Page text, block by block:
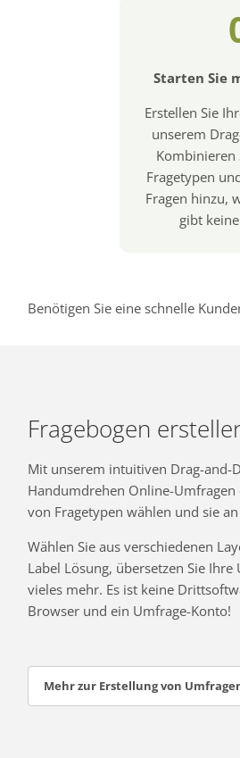
Starten Sie
Erstellen Sie
unserem
Kombinieren
Fragetypen
Fragen hinzu,
gibt
Benötigen Sie eine schnelle
Fragebogen
Mit unserem intuitiven Drag-and-
Handumdrehen Online-Umfragen
von Fragetypen wählen und sie
Wählen Sie aus verschiedenen
Label Lösung, übersetzen Sie
vieles mehr. Es ist keine
Browser und ein Umfrage-Konto!
Mehr zur Erstellung von